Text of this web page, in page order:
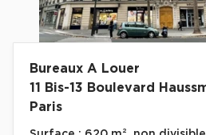
Bureaux A Louer
11 Bis-13 Boulevard
Paris